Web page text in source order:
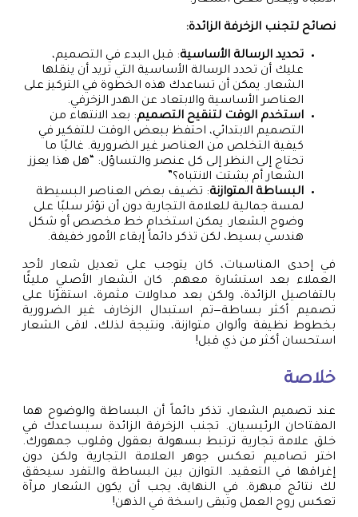
نصائح لتجنب الزخرفة الزائدة:
تحديد الرسالة الأساسية: قبل البدء في التصميم،
عليك أن تحدد الرسالة الأساسية التي تريد أن ينقلها
الشعار. يمكن أن تساعدك هذه الخطوة في التركيز على
العناصر الأساسية والابتعاد عن الهدر الزخرفي.
استخدم الوقت لتنقيح التصميم: بعد الانتهاء من
التصميم الابتدائي، احتفظ ببعض الوقت للتفكير في
كيفية التخلص من العناصر غير الضرورية. غالبًا ما
تحتاج إلى النظر إلى كل عنصر والتساؤل: “هل هذا يعزز
الشعار أم يشتت الانتباه؟”
البساطة المتوازنة: تضيف بعض العناصر البسيطة
لمسة جمالية للعلامة التجارية دون أن تؤثر سلبًا على
وضوح الشعار. يمكن استخدام خط مخصص أو شكل
هندسي بسيط، لكن تذكر دائماً إبقاء الأمور خفيفة.
في إحدى المناسبات، كان يتوجب علي تعديل شعار لأحد
العملاء بعد استشارة معهم. كان الشعار الأصلي مليئًا
بالتفاصيل الزائدة، ولكن بعد مداولات مثمرة، استقرّنا على
تصميم أكثر بساطة—تم استبدال الزخارف غير الضرورية
بخطوط نظيفة وألوان متوازنة، ونتيجة لذلك، لاقى الشعار
استحسان أكثر من ذي قبل!
خلاصة
عند تصميم الشعار، تذكر دائماً أن البساطة والوضوح هما
المفتاحان الرئيسيان. تجنب الزخرفة الزائدة سيساعدك في
خلق علامة تجارية ترتبط بسهولة بعقول وقلوب جمهورك.
اختر تصاميم تعكس جوهر العلامة التجارية ولكن دون
إغراقها في التعقيد. التوازن بين البساطة والتفرد سيحقق
لك نتائج مبهرة. في النهاية، يجب أن يكون الشعار مرآة
تعكس روح العمل وتبقى راسخة في الذهن!